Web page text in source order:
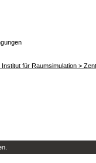
für Raumsimulation >